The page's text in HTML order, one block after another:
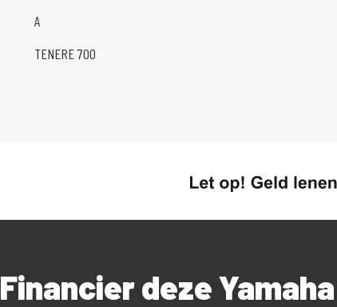
A
TENERE 700
Financier deze Yamaha